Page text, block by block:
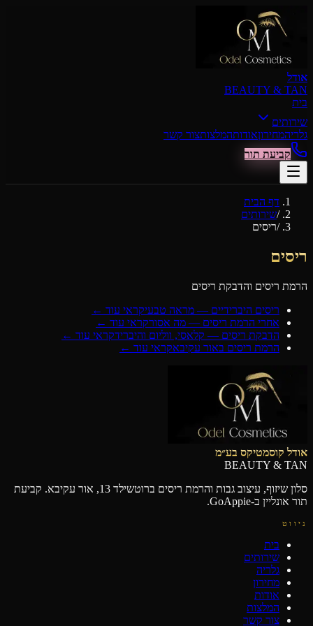
דילוג לתוכן הראשי
אודל
BEAUTY & TAN
בית
שירותים
גלריהמחירוןאודותהמלצותצור קשר
קביעת תור
דף הבית
/שירותים
/ריסים
ריסים
הרמת ריסים והדבקת ריסים
ריסים היברידיים — מראה טבעיקראי עוד ←
אחרי הרמת ריסים — מה אסורקראי עוד ←
הדבקת ריסים — קלאסי, ווליום והיברידקראי עוד ←
הרמת ריסים באור עקיבאקראי עוד ←
אודל קוסמטיקס בע״מ
BEAUTY & TAN
סלון שיזוף, עיצוב גבות והרמת ריסים ברוטשילד 13, אור עקיבא. קביעת
תור אונליין ב-GoAppie.
ניווט
בית
שירותים
גלריה
מחירון
אודות
המלצות
צור קשר